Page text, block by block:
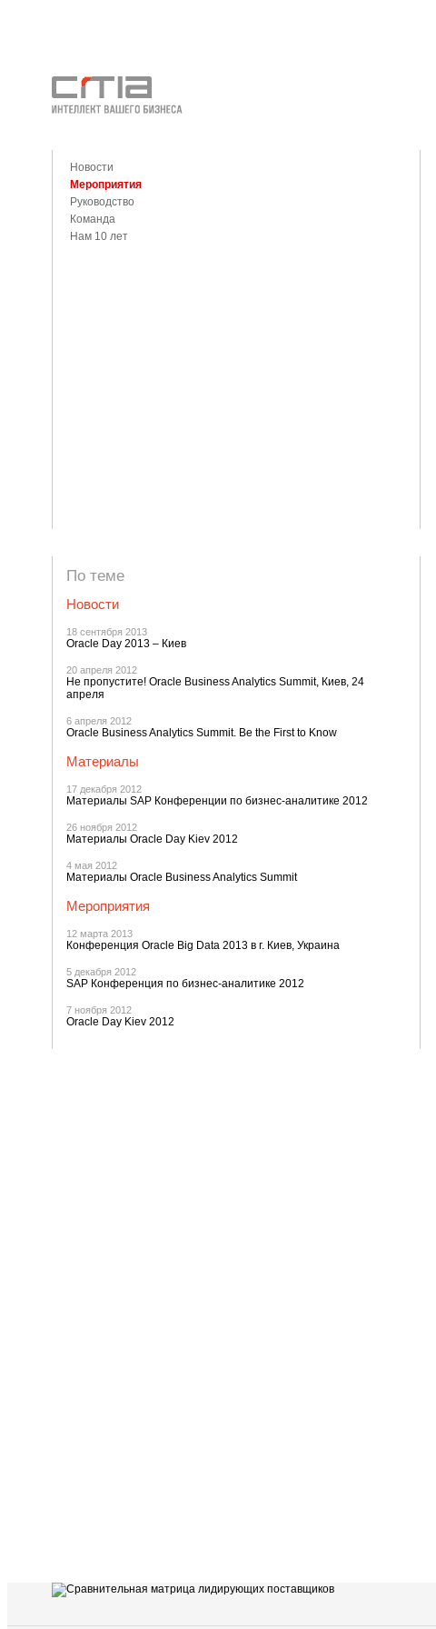
Новости
Мероприятия
Руководство
Команда
Нам 10 лет
По теме
Новости
18 сентября 2013
Oracle Day 2013 – Киев
20 апреля 2012
Не пропустите! Oracle Business Analytics Summit, Киев, 24
апреля
6 апреля 2012
Oracle Business Analytics Summit. Be the First to Know
Материалы
17 декабря 2012
Материалы SAP Конференции по бизнес-аналитике 2012
26 ноября 2012
Материалы Oracle Day Kiev 2012
4 мая 2012
Материалы Oracle Business Analytics Summit
Мероприятия
12 марта 2013
Конференция Oracle Big Data 2013 в г. Киев, Украина
5 декабря 2012
SAP Конференция по бизнес-аналитике 2012
7 ноября 2012
Oracle Day Kiev 2012